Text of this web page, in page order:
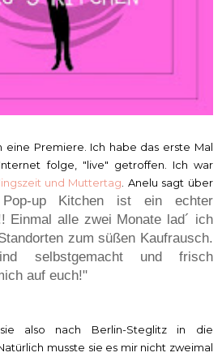
eine Premiere. Ich habe das erste Mal
folge, "live" getroffen. Ich war
und Muttertag . Anelu sagt über
up Kitchen ist ein echter
Einmal alle zwei Monate lad´ ich
zum süßen Kaufrausch.
selbstgemacht und frisch
auf euch!"
also nach Berlin-Steglitz in die
musste sie es mir nicht zweimal